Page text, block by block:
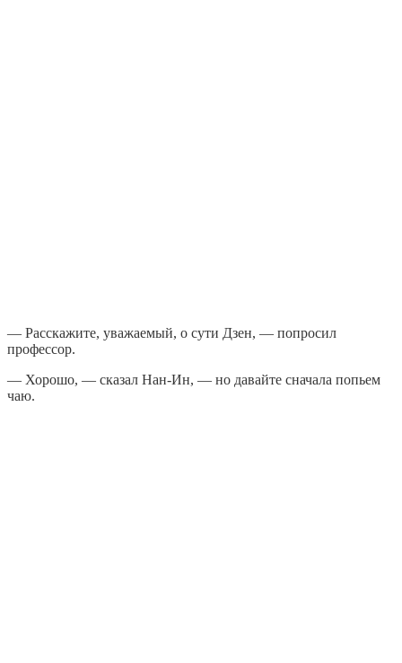
— Расскажите, уважаемый, о сути Дзен, — попросил
профессор.
— Хорошо, — сказал Нан-Ин, — но давайте сначала попьем
чаю.